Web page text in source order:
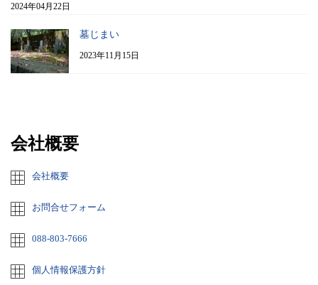
2024年04月22日
墓じまい
2023年11月15日
会社概要
会社概要
お問合せフォーム
088-803-7666
個人情報保護方針